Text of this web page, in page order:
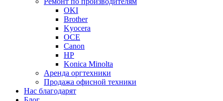
OKI
Brother
Kyocera
OCE
Canon
HP
Konica Minolta
Аренда оргтехники
Продажа офисной техники
Нас благодарят